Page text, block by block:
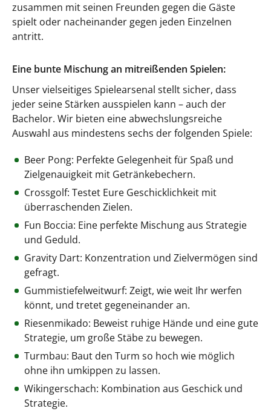
zusammen mit seinen Freunden gegen die Gäste
spielt oder nacheinander gegen jeden Einzelnen
antritt.
Eine bunte Mischung an mitreißenden Spielen:
Unser vielseitiges Spielearsenal stellt sicher, dass
jeder seine Stärken ausspielen kann – auch der
Bachelor. Wir bieten eine abwechslungsreiche
Auswahl aus mindestens sechs der folgenden Spiele:
Beer Pong: Perfekte Gelegenheit für Spaß und
Zielgenauigkeit mit Getränkebechern.
Crossgolf: Testet Eure Geschicklichkeit mit
überraschenden Zielen.
Fun Boccia: Eine perfekte Mischung aus Strategie
und Geduld.
Gravity Dart: Konzentration und Zielvermögen sind
gefragt.
Gummistiefelweitwurf: Zeigt, wie weit Ihr werfen
könnt, und tretet gegeneinander an.
Riesenmikado: Beweist ruhige Hände und eine gute
Strategie, um große Stäbe zu bewegen.
Turmbau: Baut den Turm so hoch wie möglich
ohne ihn umkippen zu lassen.
Wikingerschach: Kombination aus Geschick und
Strategie.